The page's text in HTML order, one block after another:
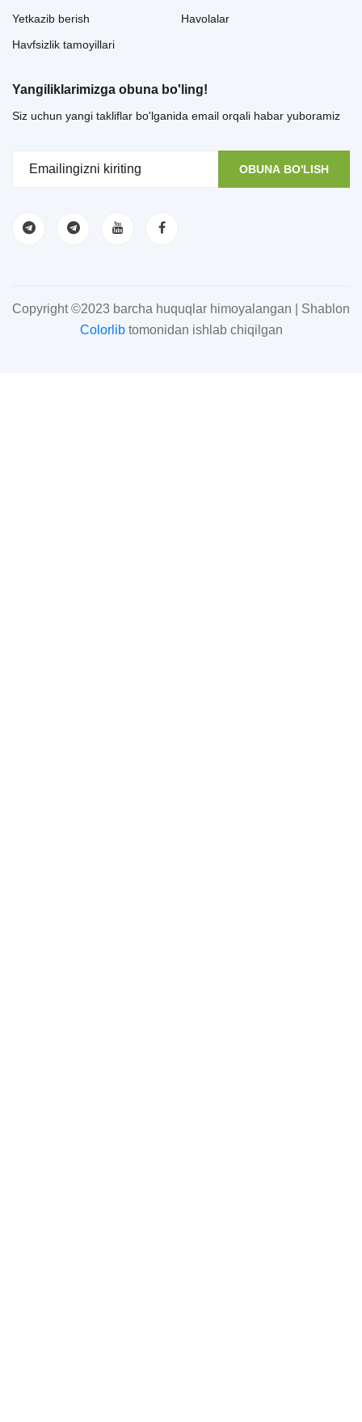
Yetkazib berish
Havfsizlik tamoyillari
Havolalar
Yangiliklarimizga obuna bo'ling!
Siz uchun yangi takliflar bo'lganida email orqali habar yuboramiz
OBUNA BO'LISH
Copyright ©2023 barcha huquqlar himoyalangan | Shablon
Colorlibtomonidan ishlab chiqilgan